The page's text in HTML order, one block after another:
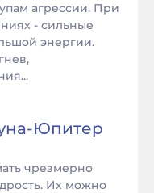
агрессии. При
- сильные
энергии.
-Юпитер
чрезмерно
Их можно